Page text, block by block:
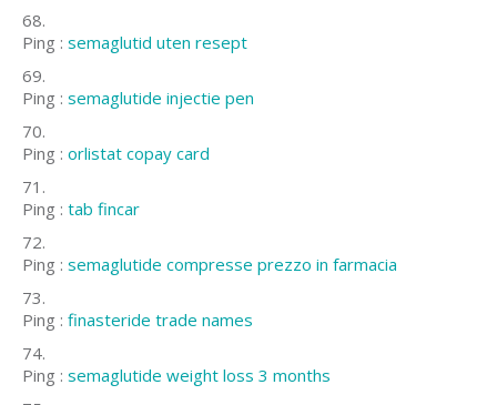
Ping : semaglutid uten resept
Ping : semaglutide injectie pen
Ping : orlistat copay card
Ping : tab fincar
Ping : semaglutide compresse prezzo in farmacia
Ping : finasteride trade names
Ping : semaglutide weight loss 3 months